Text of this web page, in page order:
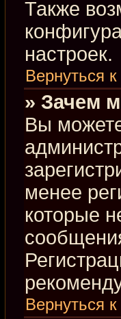
Также
настроек.
Вернуться
» Зачем
Вы
менее
которые
Вернуться